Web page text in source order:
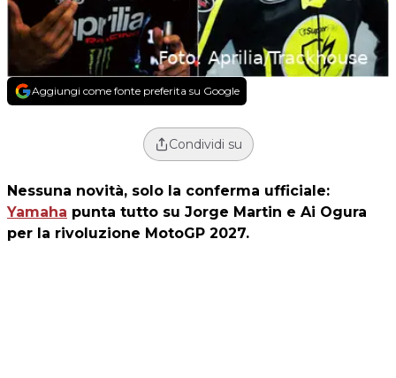
Aggiungi come fonte preferita su Google
Condividi su
Nessuna novità, solo la conferma ufficiale:
Yamaha punta tutto su Jorge Martin e Ai Ogura
per la rivoluzione MotoGP 2027.